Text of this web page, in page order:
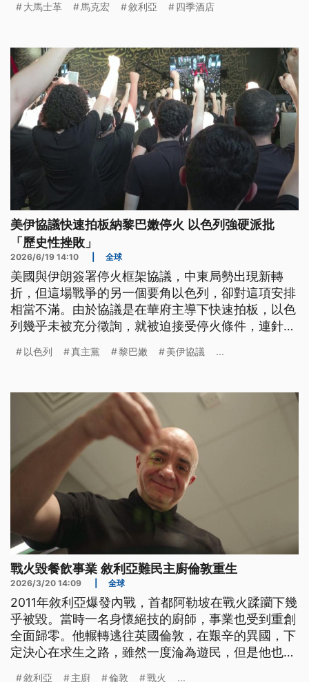
大馬士革 馬克宏 敘利亞 四季酒店
美伊協議快速拍板納黎巴嫩停火 以色列強硬派批
「歷史性挫敗」
2026/6/19 14:10 全球
美國與伊朗簽署停火框架協議，中東局勢出現新轉
折，但這場戰爭的另一個要角以色列，卻對這項安排
相當不滿。由於協議是在華府主導下快速拍板，以色
列幾乎未被充分徵詢，就被迫接受停火條件，連針對
示以色列對美國決策的影響力正在下降。另一方面，
朗代理人勢力的戰略目標，也全都沒有實現，以色列
強硬派就批評，這是歷史性挫敗。
以色列 真主黨 黎巴嫩 美伊協議 ...
戰火毀餐飲事業 敘利亞難民主廚倫敦重生
2026/3/20 14:09 全球
2011年敘利亞爆發內戰，首都阿勒坡在戰火蹂躪下幾
乎被毀。當時一名身懷絕技的廚師，事業也受到重創
全面歸零。他輾轉逃往英國倫敦，在艱辛的異國，下
定決心在求生之路，雖然一度淪為遊民，但是他也受
敘利亞 主廚 倫敦 戰火 ...